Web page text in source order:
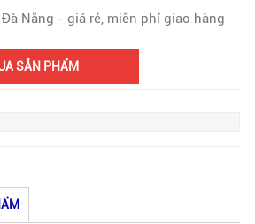
Nẵng - giá rẻ, miễn phí giao hàng
SẢN PHẨM